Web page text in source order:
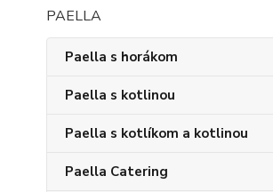
PAELLA
Paella s horákom
Paella s kotlinou
Paella s kotlíkom a kotlinou
Paella Catering